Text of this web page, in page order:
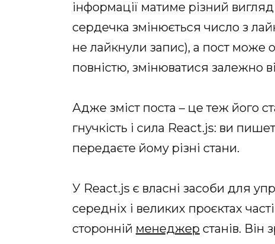
інформації матиме різний
сердечка змінюється число з
не лайкнули запис), а пост може
повністю, змінюватися залежно
Адже зміст поста – це теж його
гнучкість і сила React.js: ви
передаєте йому різні стани.
У React.js є власні засоби для
середніх і великих проєктах
сторонній менеджер станів. Він